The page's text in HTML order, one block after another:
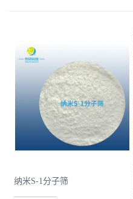
介
动
纳米S-1分子筛